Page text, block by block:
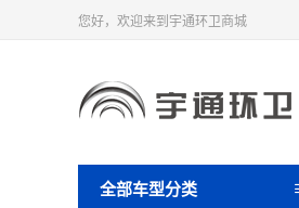
您好，欢迎来到宇通环卫商城
全部车型分类